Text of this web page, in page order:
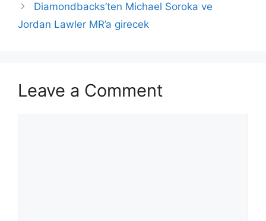
Diamondbacks’ten Michael Soroka ve
Jordan Lawler MR’a girecek
Leave a Comment